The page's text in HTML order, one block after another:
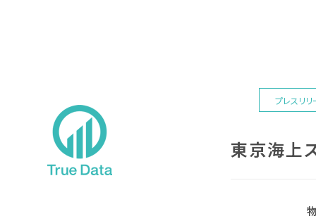
プレスリリ
東京海上